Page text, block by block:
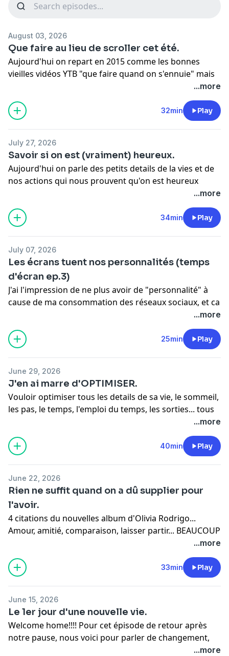
August 03, 2026
Que faire au lieu de scroller cet été.
Aujourd'hui on repart en 2015 comme les bonnes
vieilles vidéos YTB "que faire quand on s'ennuie" mais
✩ Interagir :
...more
32min Play
July 27, 2026
Savoir si on est (vraiment) heureux.
Aujourd'hui on parle des petits details de la vies et de
nos actions qui nous prouvent qu'on est heureux
Pour m'aider à faire évoluer le podcast, donnez moi
vos idées dans la première boîte mail !
✩ business :
Love, Océ
...more
34min Play
July 07, 2026
Les écrans tuent nos personnalités (temps
d'écran ep.3)
J'ai l'impression de ne plus avoir de "personnalité" à
cause de ma consommation des réseaux sociaux, et ca
✩ Interagir :
podcastcheznous@gmail.com
✩ business :
...more
25min Play
June 29, 2026
J'en ai marre d'OPTIMISER.
Vouloir optimiser tous les details de sa vie, le sommeil,
les pas, le temps, l'emploi du temps, les sorties... tous
ces trucs qui s'ajoutent un a un et font ressentir la vie
✩ Interagir :
...more
40min Play
June 22, 2026
Rien ne suffit quand on a dû supplier pour
l'avoir.
4 citations du nouvelles album d'Olivia Rodrigo...
Amour, amitié, comparaison, laisser partir... BEAUCOUP
✩ Interagir :
podcastcheznous@gmail.com
✩ business :
...more
33min Play
June 15, 2026
Le 1er jour d'une nouvelle vie.
Welcome home!!!! Pour cet épisode de retour après
notre pause, nous voici pour parler de changement,
d'inconnu, d'imprévisible, et de nouveau chapitre,...more